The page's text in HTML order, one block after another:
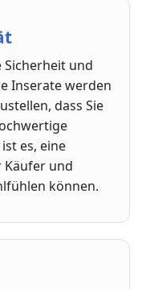
und
Inserate werden
dass Sie
es, eine
Käufer und
können.